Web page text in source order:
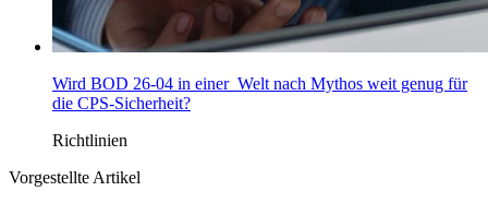
Wird BOD 26-04 in einer Welt nach Mythos weit genug für
die CPS-Sicherheit?
Richtlinien
Vorgestellte Artikel